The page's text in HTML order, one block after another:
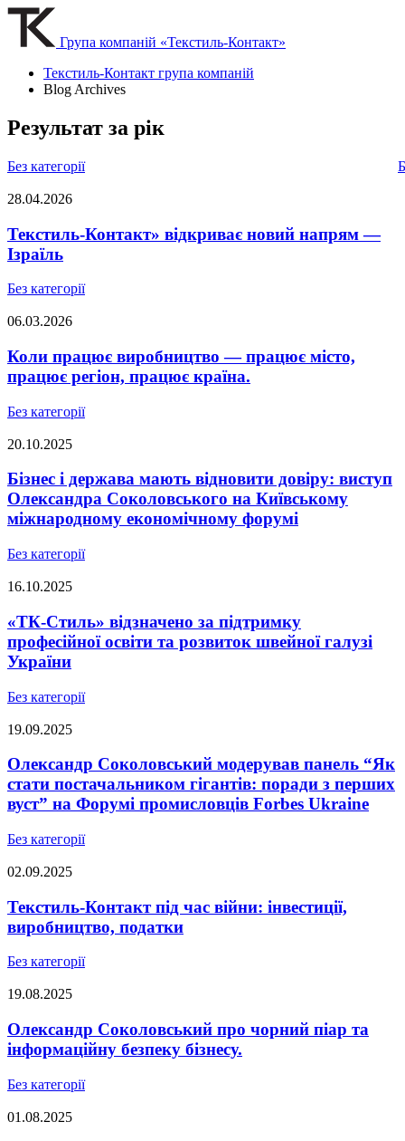
Група компаній «Текстиль-Контакт»
Текстиль-Контакт група компаній
Blog Archives
Результат за рік
Без категорії
28.04.2026
Текстиль-Контакт» відкриває новий напрям —
Ізраїль
Без категорії
06.03.2026
Коли працює виробництво — працює місто,
працює регіон, працює країна.
Без категорії
20.10.2025
Бізнес і держава мають відновити довіру: виступ
Олександра Соколовського на Київському
міжнародному економічному форумі
Без категорії
16.10.2025
«ТК-Стиль» відзначено за підтримку
професійної освіти та розвиток швейної галузі
України
Без категорії
19.09.2025
Олександр Соколовський модерував панель “Як
стати постачальником гігантів: поради з перших
вуст” на Форумі промисловців Forbes Ukraine
Без категорії
02.09.2025
Текстиль-Контакт під час війни: інвестиції,
виробництво, податки
Без категорії
19.08.2025
Олександр Соколовський про чорний піар та
інформаційну безпеку бізнесу.
Без категорії
01.08.2025